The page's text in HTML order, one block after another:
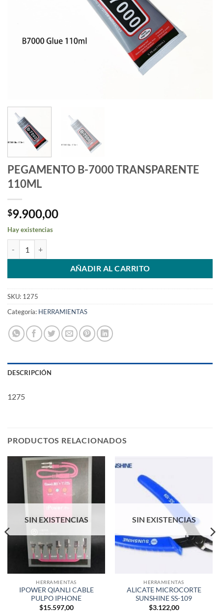
PEGAMENTO B-7000 TRANSPARENTE
110ML
$9.900,00
Hay existencias
AÑADIR AL CARRITO
SKU: 1275
Categoría: HERRAMIENTAS
DESCRIPCIÓN
1275
PRODUCTOS RELACIONADOS
SIN EXISTENCIAS
HERRAMIENTAS
IPOWER QIANLI CABLE
PULPO IPHONE
$15.597,00
SIN EXISTENCIAS
HERRAMIENTAS
ALICATE MICROCORTE
SUNSHINE SS-109
$3.122,00